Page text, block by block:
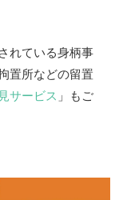
れている身柄事
置所などの留置
サービス 」もご